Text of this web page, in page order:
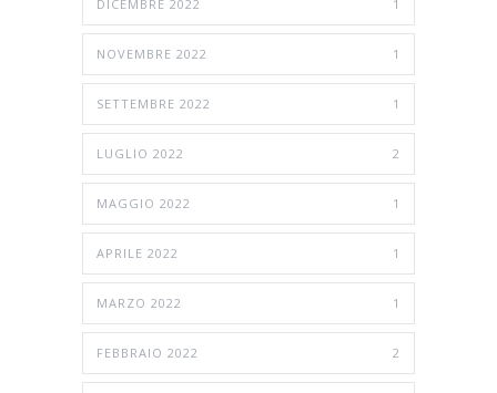
DICEMBRE 2022 1
NOVEMBRE 2022 1
SETTEMBRE 2022 1
LUGLIO 2022 2
MAGGIO 2022 1
APRILE 2022 1
MARZO 2022 1
FEBBRAIO 2022 2